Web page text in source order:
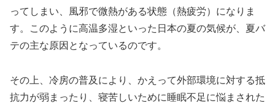
ってしまい、風邪で微熱がある状態（熱疲労）になりま
す。このように高温多湿といった日本の夏の気候が、夏バ
テの主な原因となっているのです。
その上、冷房の普及により、かえって外部環境に対する抵
抗力が弱まったり、寝苦しいために睡眠不足に悩まされた